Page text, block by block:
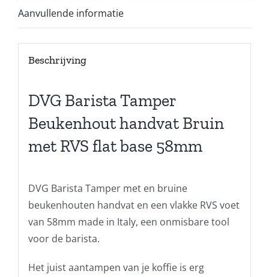
Aanvullende informatie
Beschrijving
DVG Barista Tamper
Beukenhout handvat Bruin
met RVS flat base 58mm
DVG Barista Tamper met en bruine
beukenhouten handvat en een vlakke RVS voet
van 58mm made in Italy, een onmisbare tool
voor de barista.
Het juist aantampen van je koffie is erg